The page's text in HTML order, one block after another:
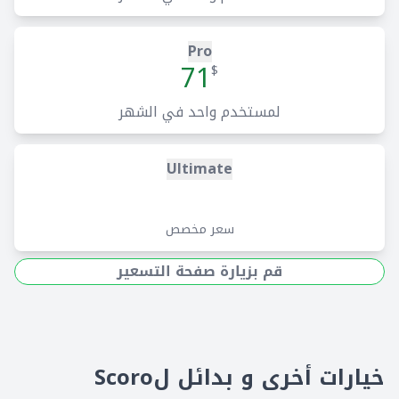
تتبع الوقت المستحق الدفع
مقتبس مقابل الجدول الفعلي
تخصيص الوقت الفردي
جهات الاتصال والعملاء
خدمات داخلية وخارجية
الفواتير
Pro
$
71
لمستخدم واحد في الشهر
Ultimate
سعر مخصص
قم بزيارة صفحة التسعير
خيارات أخرى و بدائل لScoro